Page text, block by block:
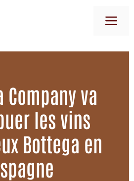
Company va
les vins
Bottega en